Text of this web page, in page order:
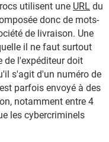
utilisent une URL du
donc de mots-
de livraison. Une
il ne faut surtout
de l'expéditeur doit
s'agit d'un numéro de
parfois envoyé à des
notamment entre 4
les cybercriminels